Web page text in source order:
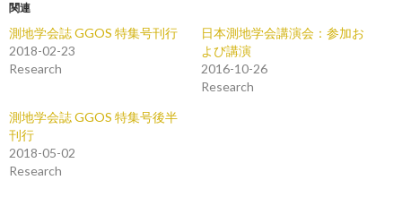
関連
測地学会誌 GGOS 特集号刊行
2018-02-23
Research
日本測地学会講演会：参加お
よび講演
2016-10-26
Research
測地学会誌 GGOS 特集号後半
刊行
2018-05-02
Research